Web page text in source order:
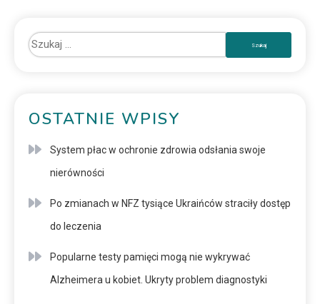
OSTATNIE WPISY
System płac w ochronie zdrowia odsłania swoje
nierówności
Po zmianach w NFZ tysiące Ukraińców straciły dostęp
do leczenia
Popularne testy pamięci mogą nie wykrywać
Alzheimera u kobiet. Ukryty problem diagnostyki